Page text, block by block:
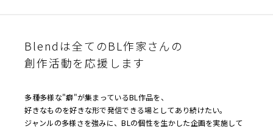
Blendは全てのBL作家さんの
創作活動を応援します
多種多様な"癖"が集まっているBL作品を、
好きなものを好きな形で発信できる場としてあり続けたい。
ジャンルの多様さを強みに、BLの個性を生かした企画を実施して